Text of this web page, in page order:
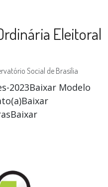
Eleitoral
Social de Brasília
2023Baixar Modelo